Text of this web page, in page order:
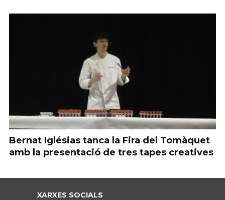
Bernat Iglésias tanca la Fira del Tomàquet
amb la presentació de tres tapes creatives
XARXES SOCIALS